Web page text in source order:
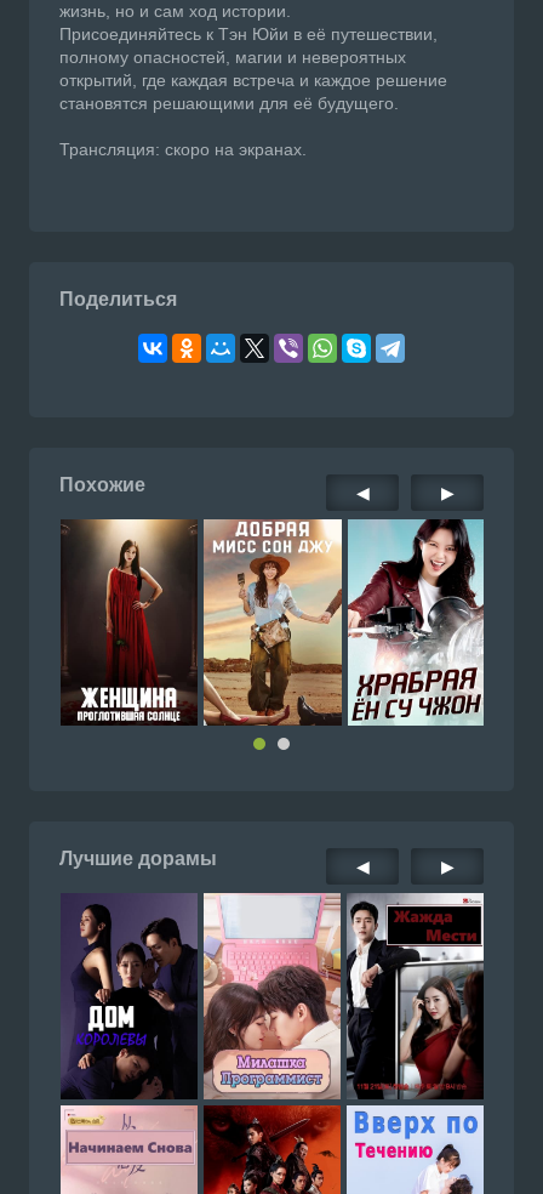
жизнь, но и сам ход истории.
Присоединяйтесь к Тэн Юйи в её путешествии,
полному опасностей, магии и невероятных
открытий, где каждая встреча и каждое решение
становятся решающими для её будущего.
Трансляция: скоро на экранах.
Поделиться
Похожие ◀ ▶
Лучшие дорамы ◀ ▶